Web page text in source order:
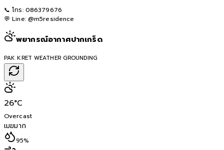
📞 โทร: 086379676
💬 Line: @m5residence
พยากรณ์อากาศปากเกร็ด
PAK KRET WEATHER GROUNDING
26°C
Overcast
เมฆมาก
95%